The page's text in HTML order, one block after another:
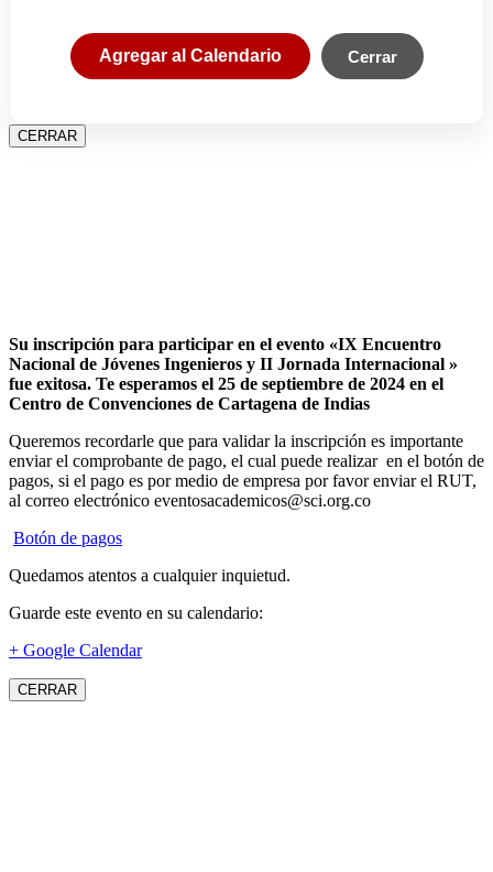
Agregar al Calendario Cerrar
CERRAR
Su inscripción para participar en el evento «IX Encuentro
Nacional de Jóvenes Ingenieros y II Jornada Internacional »
fue exitosa. Te esperamos el 25 de septiembre de 2024 en el
Centro de Convenciones de Cartagena de Indias
Queremos recordarle que para validar la inscripción es importante
enviar el comprobante de pago, el cual puede realizar en el botón de
pagos, si el pago es por medio de empresa por favor enviar el RUT,
al correo electrónico eventosacademicos@sci.org.co
Botón de pagos
Quedamos atentos a cualquier inquietud.
Guarde este evento en su calendario:
+ Google Calendar
CERRAR